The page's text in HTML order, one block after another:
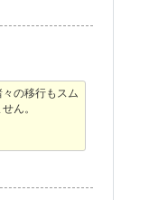
の移行もスム
ん。